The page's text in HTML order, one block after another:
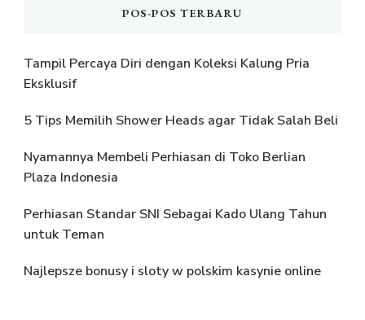
POS-POS TERBARU
Tampil Percaya Diri dengan Koleksi Kalung Pria
Eksklusif
5 Tips Memilih Shower Heads agar Tidak Salah Beli
Nyamannya Membeli Perhiasan di Toko Berlian
Plaza Indonesia
Perhiasan Standar SNI Sebagai Kado Ulang Tahun
untuk Teman
Najlepsze bonusy i sloty w polskim kasynie online